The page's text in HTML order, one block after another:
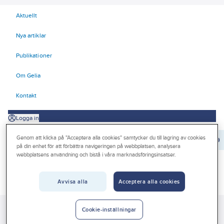
Aktuellt
Nya artiklar
Publikationer
Om Gelia
Kontakt
Logga in
Orderrader: 0
Beställ direkt
Gelia El Tele-, data-, TV, säkerhet
Genom att klicka på "Acceptera alla cookies" samtycker du till lagring av cookies
på din enhet för att förbättra navigeringen på webbplatsen, analysera
webbplatsens användning och bistå i våra marknadsföringsinsatser.
Avvisa alla Acceptera alla cookies
Cookie-inställningar